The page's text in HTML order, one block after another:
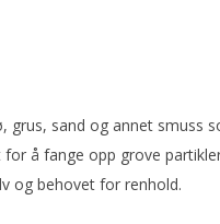
sand og annet smuss
å fange opp grove
og behovet for renhold.